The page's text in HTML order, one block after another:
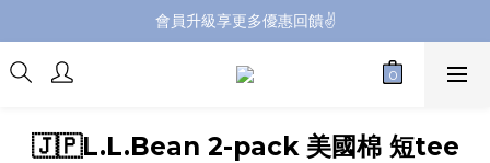
會員升級享更多優惠回饋✌️
會員升級享更多優惠回饋✌️
FB海外連線社團開放加入中📢
會員升級享更多優惠回饋✌️
🇯🇵L.L.Bean 2-pack 美國棉 短tee